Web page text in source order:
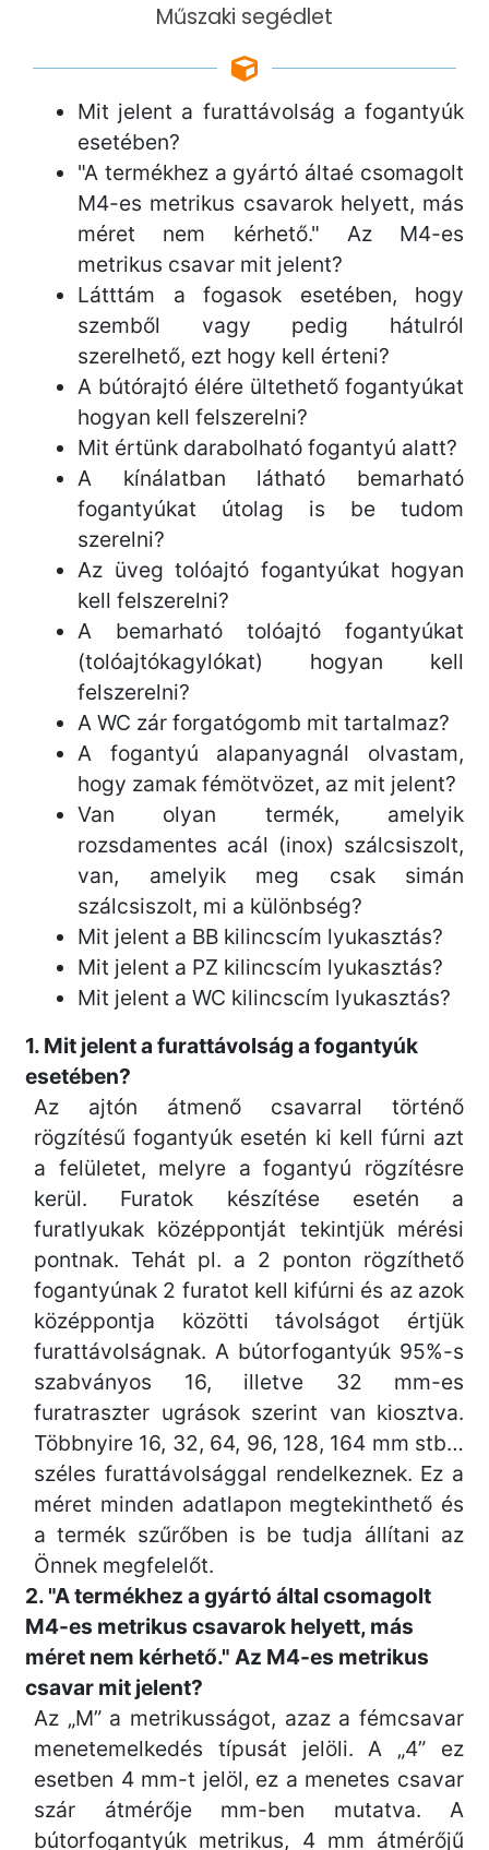
Műszaki segédlet
Mit jelent a furattávolság a fogantyúk
esetében?
"A termékhez a gyártó áltaé csomagolt
M4-es metrikus csavarok helyett, más
méret nem kérhető." Az M4-es
metrikus csavar mit jelent?
Látttám a fogasok esetében, hogy
szemből vagy pedig hátulról
szerelhető, ezt hogy kell érteni?
A bútórajtó élére ültethető fogantyúkat
hogyan kell felszerelni?
Mit értünk darabolható fogantyú alatt?
A kínálatban látható bemarható
fogantyúkat útolag is be tudom
szerelni?
Az üveg tolóajtó fogantyúkat hogyan
kell felszerelni?
A bemarható tolóajtó fogantyúkat
(tolóajtókagylókat) hogyan kell
felszerelni?
A WC zár forgatógomb mit tartalmaz?
A fogantyú alapanyagnál olvastam,
hogy zamak fémötvözet, az mit jelent?
Van olyan termék, amelyik
rozsdamentes acál (inox) szálcsiszolt,
van, amelyik meg csak simán
szálcsiszolt, mi a különbség?
Mit jelent a BB kilincscím lyukasztás?
Mit jelent a PZ kilincscím lyukasztás?
Mit jelent a WC kilincscím lyukasztás?
1. Mit jelent a furattávolság a fogantyúk
esetében?
Az ajtón átmenő csavarral történő
rögzítésű fogantyúk esetén ki kell fúrni azt
a felületet, melyre a fogantyú rögzítésre
kerül. Furatok készítése esetén a
furatlyukak középpontját tekintjük mérési
pontnak. Tehát pl. a 2 ponton rögzíthető
fogantyúnak 2 furatot kell kifúrni és az azok
középpontja közötti távolságot értjük
furattávolságnak. A bútorfogantyúk 95%-s
szabványos 16, illetve 32 mm-es
furatraszter ugrások szerint van kiosztva.
Többnyire 16, 32, 64, 96, 128, 164 mm stb…
széles furattávolsággal rendelkeznek. Ez a
méret minden adatlapon megtekinthető és
a termék szűrőben is be tudja állítani az
Önnek megfelelőt.
2. "A termékhez a gyártó által csomagolt
M4-es metrikus csavarok helyett, más
méret nem kérhető." Az M4-es metrikus
csavar mit jelent?
Az „M” a metrikusságot, azaz a fémcsavar
menetemelkedés típusát jelöli. A „4” ez
esetben 4 mm-t jelöl, ez a menetes csavar
szár átmérője mm-ben mutatva. A
bútorfogantyúk metrikus, 4 mm átmérőjű